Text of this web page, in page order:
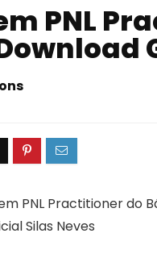
PNL
PNL Practitioner
Silas Neves